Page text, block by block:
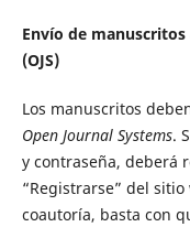
Envío de
(OJS)
Los manuscritos
Open Journal Systems.
y contraseña, deberá
“Registrarse” del
coautoría, basta con